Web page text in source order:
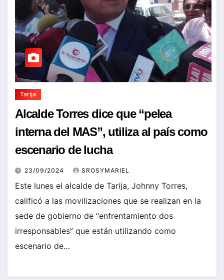
Tarija
Alcalde Torres dice que “pelea
interna del MAS”, utiliza al país como
escenario de lucha
23/09/2024 SROSYMARIEL
Este lunes el alcalde de Tarija, Johnny Torres,
calificó a las movilizaciones que se realizan en la
sede de gobierno de “enfrentamiento dos
irresponsables” que están utilizando como
escenario de…